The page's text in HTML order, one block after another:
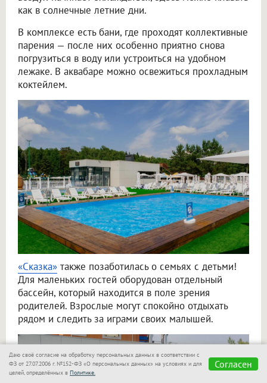
как в солнечные летние дни.
В комплексе есть бани, где проходят коллективные
парения — после них особенно приятно снова
погрузиться в воду или устроиться на удобном
лежаке. В аквабаре можно освежиться прохладным
коктейлем.
«Сказка» также позаботилась о семьях с детьми!
Для маленьких гостей оборудован отдельный
бассейн, который находится в поле зрения
родителей. Взрослые могут спокойно отдыхать
рядом и следить за играми своих малышей.
Даю своё согласие на обработку персональных данных в соответствии с
ФЗ от 27.07.2006 г. №152-ФЗ «О персональных данных» на условиях и для
целей, определённых в Политике.
Согласен